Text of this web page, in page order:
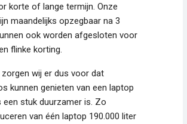
korte of lange termijn. Onze
maandelijks opzegbaar na 3
ook worden afgesloten voor
flinke korting.
wij er dus voor dat
kunnen genieten van een laptop
een stuk duurzamer is. Zo
van één laptop 190.000 liter